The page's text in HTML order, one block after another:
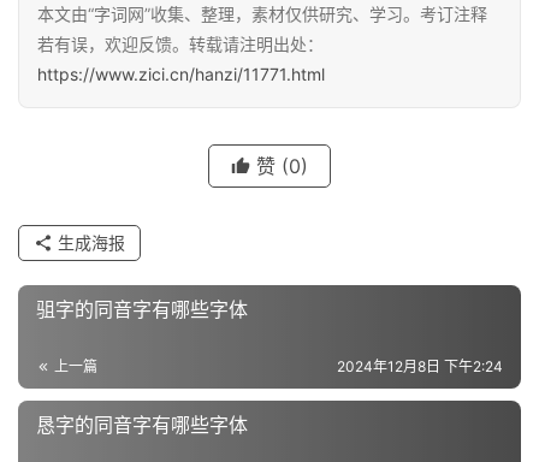
组
词
义
词
义
词
本文由“字词网”收集、整理，素材仅供研究、学习。考订注释
若有误，欢迎反馈。转载请注明出处：
https://www.zici.cn/hanzi/11771.html
赞 (0)
生成海报
驵字的同音字有哪些字体
上一篇 2024年12月8日 下午2:24
恳字的同音字有哪些字体